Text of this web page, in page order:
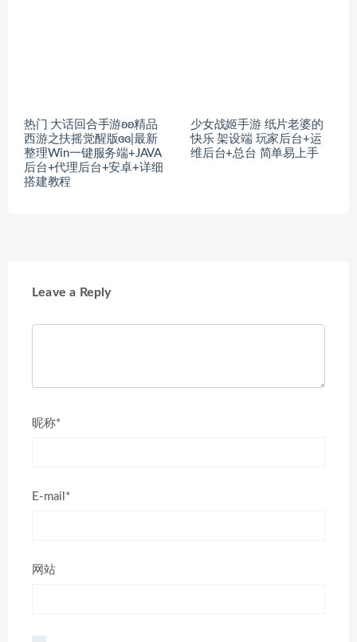
热门 大话回合手游ʚʚ精品
西游之扶摇觉醒版ɞɞ|最新
整理Win一键服务端+JAVA
后台+代理后台+安卓+详细
搭建教程
少女战姬手游 纸片老婆的
快乐 架设端 玩家后台+运
维后台+总台 简单易上手
Leave a Reply
昵称*
E-mail*
网站